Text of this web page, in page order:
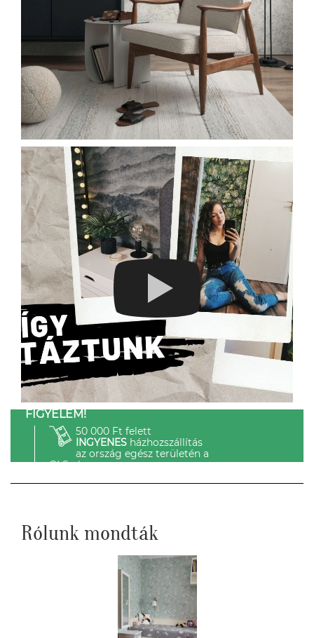
FIGYELEM!
50 000 Ft felett
INGYENESházhozszállítás
az ország egész területén a
GLS-el.
Rólunk mondták